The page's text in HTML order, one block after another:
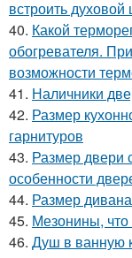
встроить
40. Какой
обогревателя.
возможности
41. Наличники
42. Размер
гарнитуров
43. Размер двери
особенности
44. Размер
45. Мезонины, что
46. Душ в ванную